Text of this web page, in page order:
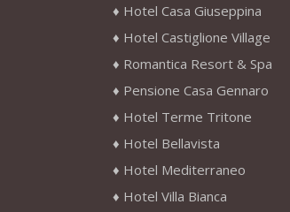
Hotel Casa Giuseppina
Hotel Castiglione Village
Romantica Resort & Spa
Pensione Casa Gennaro
Hotel Terme Tritone
Hotel Bellavista
Hotel Mediterraneo
Hotel Villa Bianca